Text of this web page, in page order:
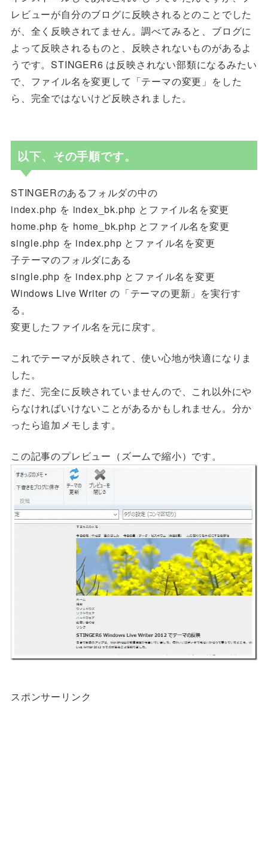
レビューが自分のブログに反映されるとのことでした
が、全く反映されてません。調べてみると、ブログに
よって反映されるものと、反映されないものがあるよ
うです。STINGER6 は反映されない部類になるみたい
で、ファイル名を変更して「テーマの変更」をした
ら、完全ではないけど反映されました。
以下、その手順です。
STINGERのあるフォルダの中の
index.php を index_bk.php とファイル名を変更
home.php を home_bk.php とファイル名を変更
single.php を index.php とファイル名を変更
子テーマのフォルダにある
single.php を index.php とファイル名を変更
Windows Live Writer の「テーマの更新」を実行す
る。
変更したファイル名を元に戻す。
これでテーマが反映されて、使い心地が快適になりま
した。
まだ、完全に反映されていませんので、これ以外にや
らなければいけないことがあるかもしれません。分か
ったら追加メモします。
この記事のプレビュー（ズームで縮小）です。
スポンサーリンク